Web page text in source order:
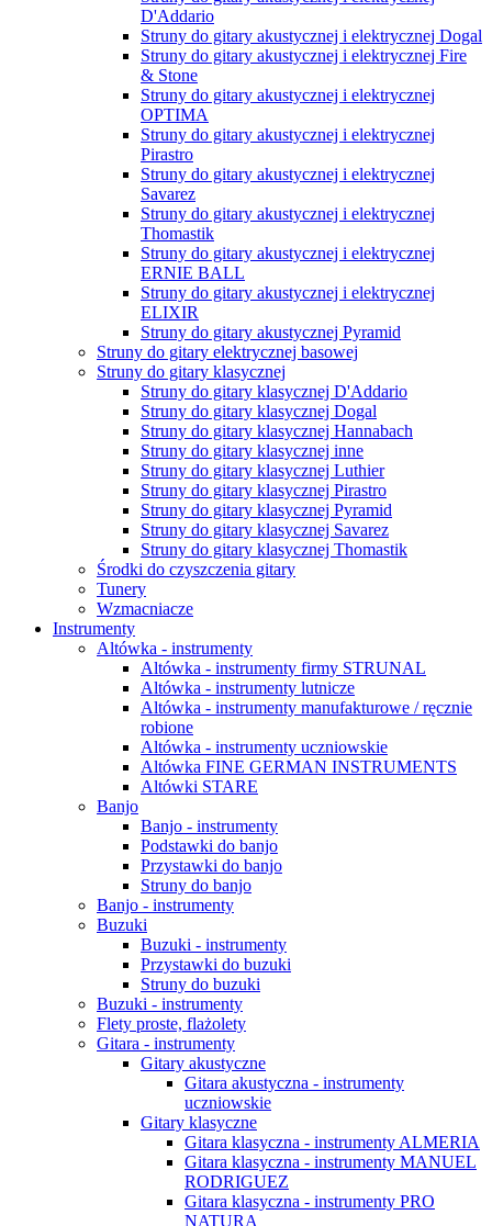
D'Addario
Struny do gitary akustycznej i elektrycznej Dogal
Struny do gitary akustycznej i elektrycznej Fire
& Stone
Struny do gitary akustycznej i elektrycznej
OPTIMA
Struny do gitary akustycznej i elektrycznej
Pirastro
Struny do gitary akustycznej i elektrycznej
Savarez
Struny do gitary akustycznej i elektrycznej
Thomastik
Struny do gitary akustycznej i elektrycznej
ERNIE BALL
Struny do gitary akustycznej i elektrycznej
ELIXIR
Struny do gitary akustycznej Pyramid
Struny do gitary elektrycznej basowej
Struny do gitary klasycznej
Struny do gitary klasycznej D'Addario
Struny do gitary klasycznej Dogal
Struny do gitary klasycznej Hannabach
Struny do gitary klasycznej inne
Struny do gitary klasycznej Luthier
Struny do gitary klasycznej Pirastro
Struny do gitary klasycznej Pyramid
Struny do gitary klasycznej Savarez
Struny do gitary klasycznej Thomastik
Środki do czyszczenia gitary
Tunery
Wzmacniacze
Instrumenty
Altówka - instrumenty
Altówka - instrumenty firmy STRUNAL
Altówka - instrumenty lutnicze
Altówka - instrumenty manufakturowe / ręcznie
robione
Altówka - instrumenty uczniowskie
Altówka FINE GERMAN INSTRUMENTS
Altówki STARE
Banjo
Banjo - instrumenty
Podstawki do banjo
Przystawki do banjo
Struny do banjo
Banjo - instrumenty
Buzuki
Buzuki - instrumenty
Przystawki do buzuki
Struny do buzuki
Buzuki - instrumenty
Flety proste, flażolety
Gitara - instrumenty
Gitary akustyczne
Gitara akustyczna - instrumenty
uczniowskie
Gitary klasyczne
Gitara klasyczna - instrumenty ALMERIA
Gitara klasyczna - instrumenty MANUEL
RODRIGUEZ
Gitara klasyczna - instrumenty PRO
NATURA